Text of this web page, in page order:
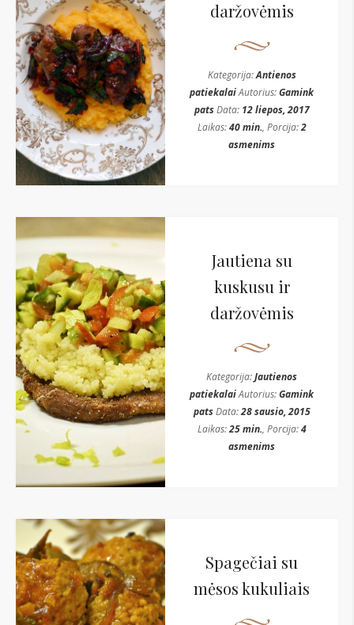
daržovėmis
Kategorija:Antienos
patiekalaiAutorius:Gamink
patsData: 12 liepos, 2017
Laikas:40 min., Porcija:2
asmenims
Jautiena su
kuskusu ir
daržovėmis
Kategorija:Jautienos
patiekalaiAutorius:Gamink
patsData:28 sausio, 2015
Laikas:25 min., Porcija:4
asmenims
Spagečiai su
mėsos kukuliais